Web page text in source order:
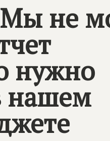
Мы не
нужно
нашем